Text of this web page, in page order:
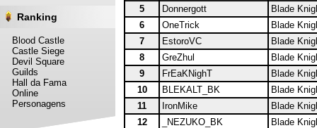
Ranking
Blood Castle
Castle Siege
Devil Square
Guilds
Hall da Fama
Online
Personagens
5
Donnergott
Blade
6
OneTrick
Blade
7
EstoroVC
Blade
8
GreZhul
Blade
9
FrEaKNighT
Blade
10
BLEKALT_BK
Blade
11
IronMike
Blade
12
_NEZUKO_BK
Blade